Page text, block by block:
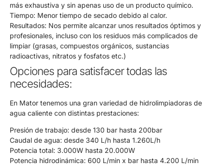
más exhaustiva y sin apenas uso de un producto químico.
Tiempo: Menor tiempo de secado debido al calor.
Resultados: Nos permite alcanzar unos resultados óptimos y
profesionales, incluso con los residuos más complicados de
limpiar (grasas, compuestos orgánicos, sustancias
radioactivas, nitratos y fosfatos etc.)
Opciones para satisfacer todas las
necesidades:
En Mator tenemos una gran variedad de hidrolimpiadoras de
agua caliente con distintas prestaciones:
Presión de trabajo: desde 130 bar hasta 200bar
Caudal de agua: desde 340 L/h hasta 1.260L/h
Potencia total: 3.000W hasta 20.000W
Potencia hidrodinámica: 600 L/min x bar hasta 4.200 L/min